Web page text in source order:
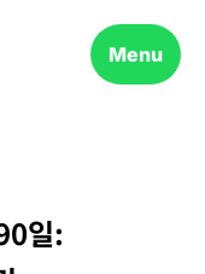
Menu
일: